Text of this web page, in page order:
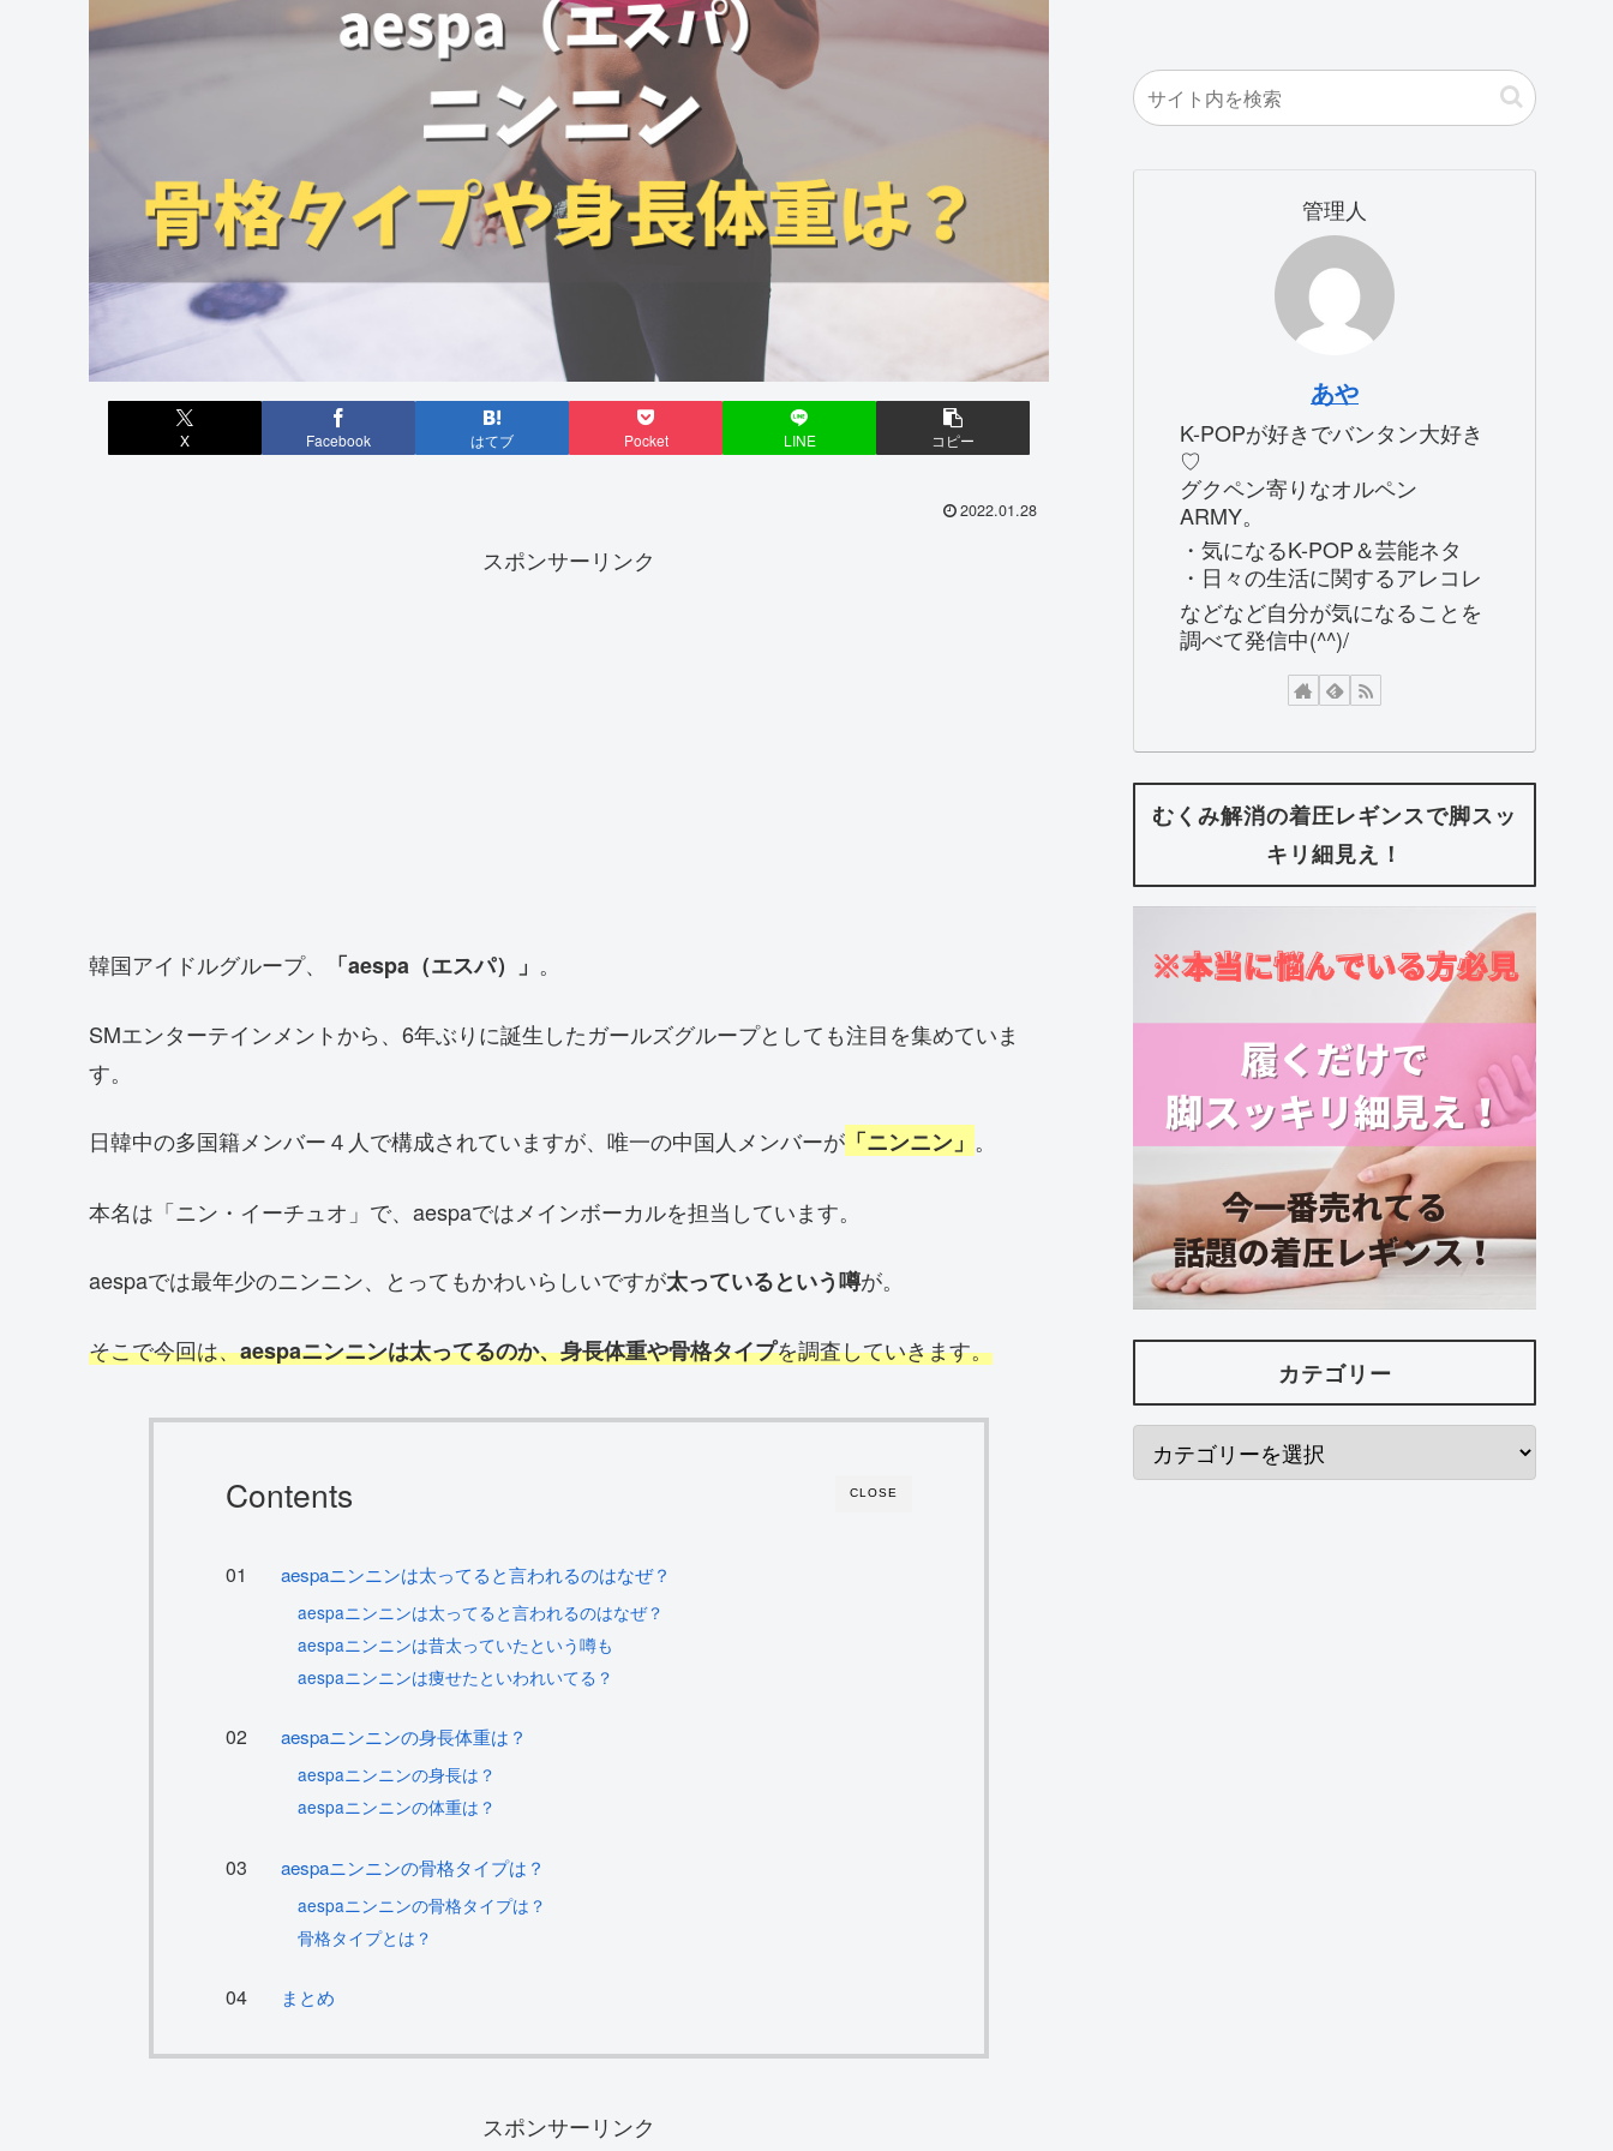
X Facebook はてブ Pocket LINE コピー
2022.01.28
スポンサーリンク
韓国アイドルグループ、 「aespa（エスパ）」 。
SMエンターテインメントから、6年ぶりに誕生したガールズグループとしても注目を集めていま
す。
日韓中の多国籍メンバー４人で構成されていますが、唯一の中国人メンバーが 「ニンニン」 。
本名は「ニン・イーチュオ」で、aespaではメインボーカルを担当しています。
aespaでは最年少のニンニン、とってもかわいらしいですが太っているという噂が。
そこで今回は、aespaニンニンは太ってるのか、身長体重や骨格タイプを調査していきます。
CLOSE
Contents
aespaニンニンは太ってると言われるのはなぜ？
aespaニンニンは太ってると言われるのはなぜ？
aespaニンニンは昔太っていたという噂も
aespaニンニンは痩せたといわれいてる？
aespaニンニンの身長体重は？
aespaニンニンの身長は？
aespaニンニンの体重は？
aespaニンニンの骨格タイプは？
aespaニンニンの骨格タイプは？
骨格タイプとは？
まとめ
スポンサーリンク
管理人
あや
K-POPが好きでバンタン大好き
♡
グクペン寄りなオルペン
ARMY。
・気になるK-POP＆芸能ネタ
・日々の生活に関するアレコレ
などなど自分が気になることを
調べて発信中(^^)/
むくみ解消の着圧レギンスで脚スッ
キリ細見え！
カテゴリー